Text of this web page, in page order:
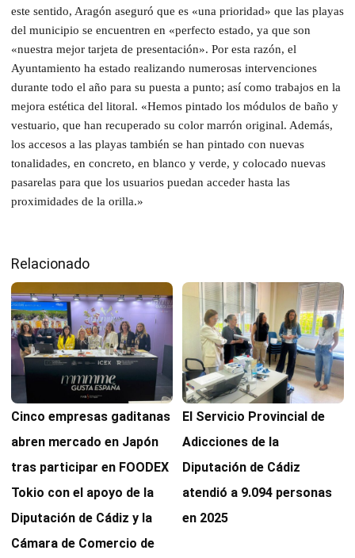
este sentido, Aragón aseguró que es «una prioridad» que las playas
del municipio se encuentren en «perfecto estado, ya que son
«nuestra mejor tarjeta de presentación». Por esta razón, el
Ayuntamiento ha estado realizando numerosas intervenciones
durante todo el año para su puesta a punto; así como trabajos en la
mejora estética del litoral. «Hemos pintado los módulos de baño y
vestuario, que han recuperado su color marrón original. Además,
los accesos a las playas también se han pintado con nuevas
tonalidades, en concreto, en blanco y verde, y colocado nuevas
pasarelas para que los usuarios puedan acceder hasta las
proximidades de la orilla.»
Relacionado
Cinco empresas gaditanas
abren mercado en Japón
tras participar en FOODEX
Tokio con el apoyo de la
Diputación de Cádiz y la
Cámara de Comercio de
El Servicio Provincial de
Adicciones de la
Diputación de Cádiz
atendió a 9.094 personas
en 2025